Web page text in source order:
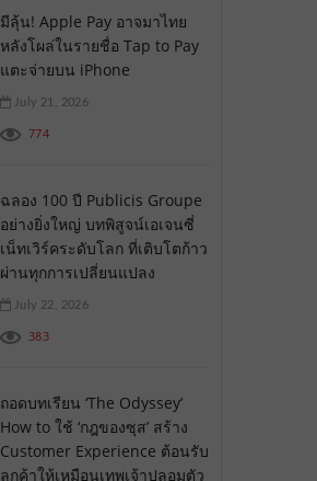
มีลุ้น! Apple Pay อาจมาไทย
หลังโผล่ในรายชื่อ Tap to Pay
แตะจ่ายบน iPhone
July 21, 2026
774
ฉลอง 100 ปี Publicis Groupe
อย่างยิ่งใหญ่ บทพิสูจน์เอเจนซี่
เน็ทเวิร์คระดับโลก ที่เติบโตก้าว
ผ่านทุกการเปลี่ยนแปลง
July 22, 2026
383
ถอดบทเรียน ‘The Odyssey’
How to ใช้ ‘กฎของซุส’ สร้าง
Customer Experience ต้อนรับ
ลูกค้าให้เหมือนเทพเจ้าปลอมตัว